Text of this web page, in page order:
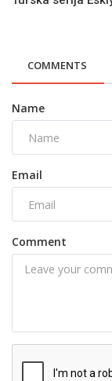
COMMENTS
Name
Email
Comment